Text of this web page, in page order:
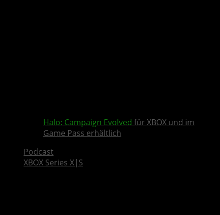
Halo: Campaign Evolved für XBOX und im
Game Pass erhältlich
Podcast
XBOX Series X|S